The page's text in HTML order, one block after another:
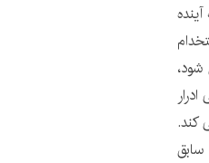
کند.
سابق